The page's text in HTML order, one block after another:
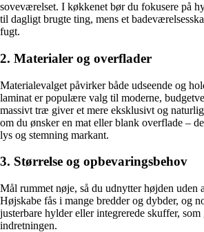
soveværelset. I køkkenet bør du fokusere på
til dagligt brugte ting, mens et
fugt.
2. Materialer og overflader
Materialevalget påvirker både udseende og
laminat er populære valg til moderne,
massivt træ giver et mere eksklusivt og
om du ønsker en mat eller blank overflade –
lys og stemning markant.
3. Størrelse og opbevaringsbehov
Mål rummet nøje, så du udnytter højden uden
Højskabe fås i mange bredder og dybder, og
justerbare hylder eller integrerede skuffer,
indretningen.